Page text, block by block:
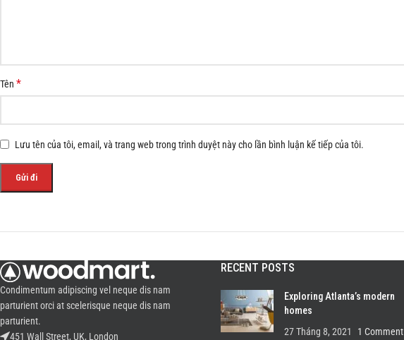
Tên *
Lưu tên của tôi, email, và trang web trong trình duyệt này cho lần bình luận kế tiếp của tôi.
Condimentum adipiscing vel neque dis nam
parturient orci at scelerisque neque dis nam
parturient.
451 Wall Street, UK, London
RECENT POSTS
Exploring Atlanta’s modern
homes
27 Tháng 8, 2021
1 Comment